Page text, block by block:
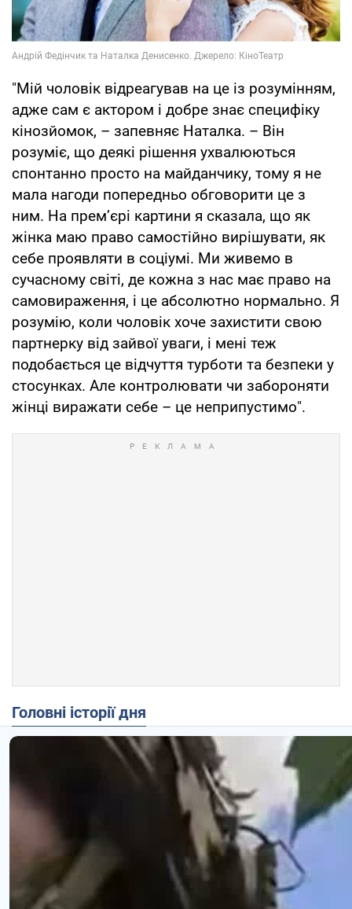
"Мій чоловік відреагував на це із розумінням,
адже сам є актором і добре знає специфіку
кінозйомок, – запевняє Наталка. – Він
розуміє, що деякі рішення ухвалюються
спонтанно просто на майданчику, тому я не
мала нагоди попередньо обговорити це з
ним. На прем’єрі картини я сказала, що як
жінка маю право самостійно вирішувати, як
себе проявляти в соціумі. Ми живемо в
сучасному світі, де кожна з нас має право на
самовираження, і це абсолютно нормально. Я
розумію, коли чоловік хоче захистити свою
партнерку від зайвої уваги, і мені теж
подобається це відчуття турботи та безпеки у
стосунках. Але контролювати чи забороняти
жінці виражати себе – це неприпустимо".
Головні історії дня